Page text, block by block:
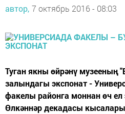
автор, 7 октябрь 2016 - 08:03
Туган якны өйрәнү музееның
залындагы экспонат -
факелы районга моннан өч ел
Өлкәннәр декадасы